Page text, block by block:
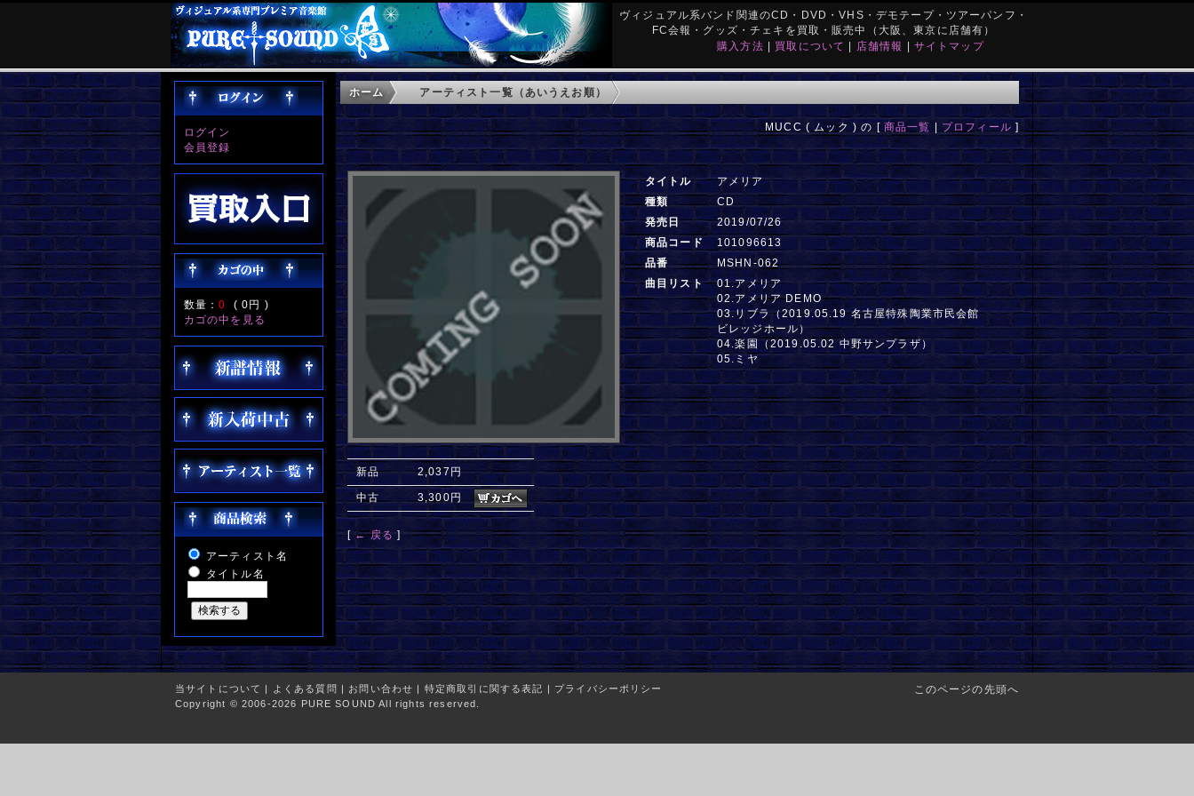
ヴィジュアル系バンド関連のCD・DVD・VHS・デモテープ・ツアーパンフ・
FC会報・グッズ・チェキを買取・販売中（大阪、東京に店舗有）
購入方法 | 買取について | 店舗情報 | サイトマップ
ログイン
会員登録
数量：0 (0円 )
カゴの中を見る
アーティスト名
タイトル名
ホーム アーティスト一覧（あいうえお順）
MUCC ( ムック ) の [ 商品一覧 | プロフィール ]
新品 2,037円
中古 3,300円
[← 戻る]
タイトル
アメリア
種類
CD
発売日
2019/07/26
商品コード
101096613
品番
MSHN-062
曲目リスト
01.アメリア
02.アメリア DEMO
03.リブラ（2019.05.19 名古屋特殊陶業市民会館
ビレッジホール）
04.楽園（2019.05.02 中野サンプラザ）
05.ミヤ
このページの先頭へ
当サイトについて | よくある質問 | お問い合わせ | 特定商取引に関する表記 | プライバシーポリシー
Copyright © 2006-2026 PURE SOUND All rights reserved.